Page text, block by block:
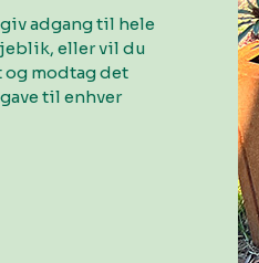
adgang til hele
eller vil du
modtag det
til enhver